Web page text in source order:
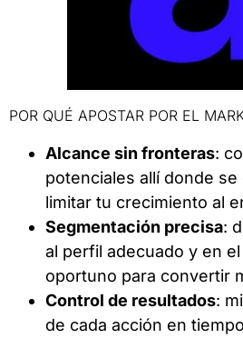
POR QUÉ APOSTAR POR EL
Alcance sin fronteras:
potenciales allí donde
limitar tu crecimiento al
Segmentación precisa:
al perfil adecuado y en
oportuno para convertir
Control de resultados:
de cada acción en